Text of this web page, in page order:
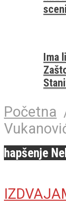
Ima
Početna
hapšenje